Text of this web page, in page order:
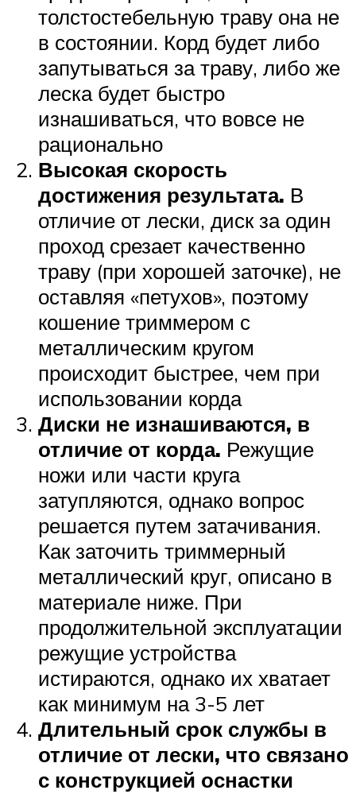
толстостебельную траву она не
в состоянии. Корд будет либо
запутываться за траву, либо же
леска будет быстро
изнашиваться, что вовсе не
рационально
Высокая скорость
достижения результата. В
отличие от лески, диск за один
проход срезает качественно
траву (при хорошей заточке), не
оставляя «петухов», поэтому
кошение триммером с
металлическим кругом
происходит быстрее, чем при
использовании корда
Диски не изнашиваются, в
отличие от корда. Режущие
ножи или части круга
затупляются, однако вопрос
решается путем затачивания.
Как заточить триммерный
металлический круг, описано в
материале ниже. При
продолжительной эксплуатации
режущие устройства
истираются, однако их хватает
как минимум на 3-5 лет
Длительный срок службы в
отличие от лески, что связано
с конструкцией оснастки